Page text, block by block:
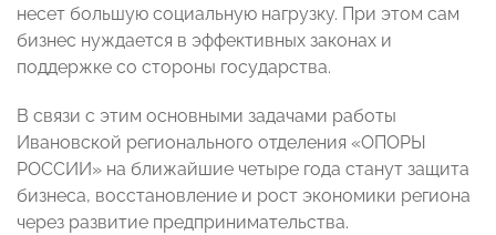
несет большую социальную нагрузку. При этом сам
бизнес нуждается в эффективных законах и
поддержке со стороны государства.
В связи с этим основными задачами работы
Ивановской регионального отделения «ОПОРЫ
РОССИИ» на ближайшие четыре года станут защита
бизнеса, восстановление и рост экономики региона
через развитие предпринимательства.